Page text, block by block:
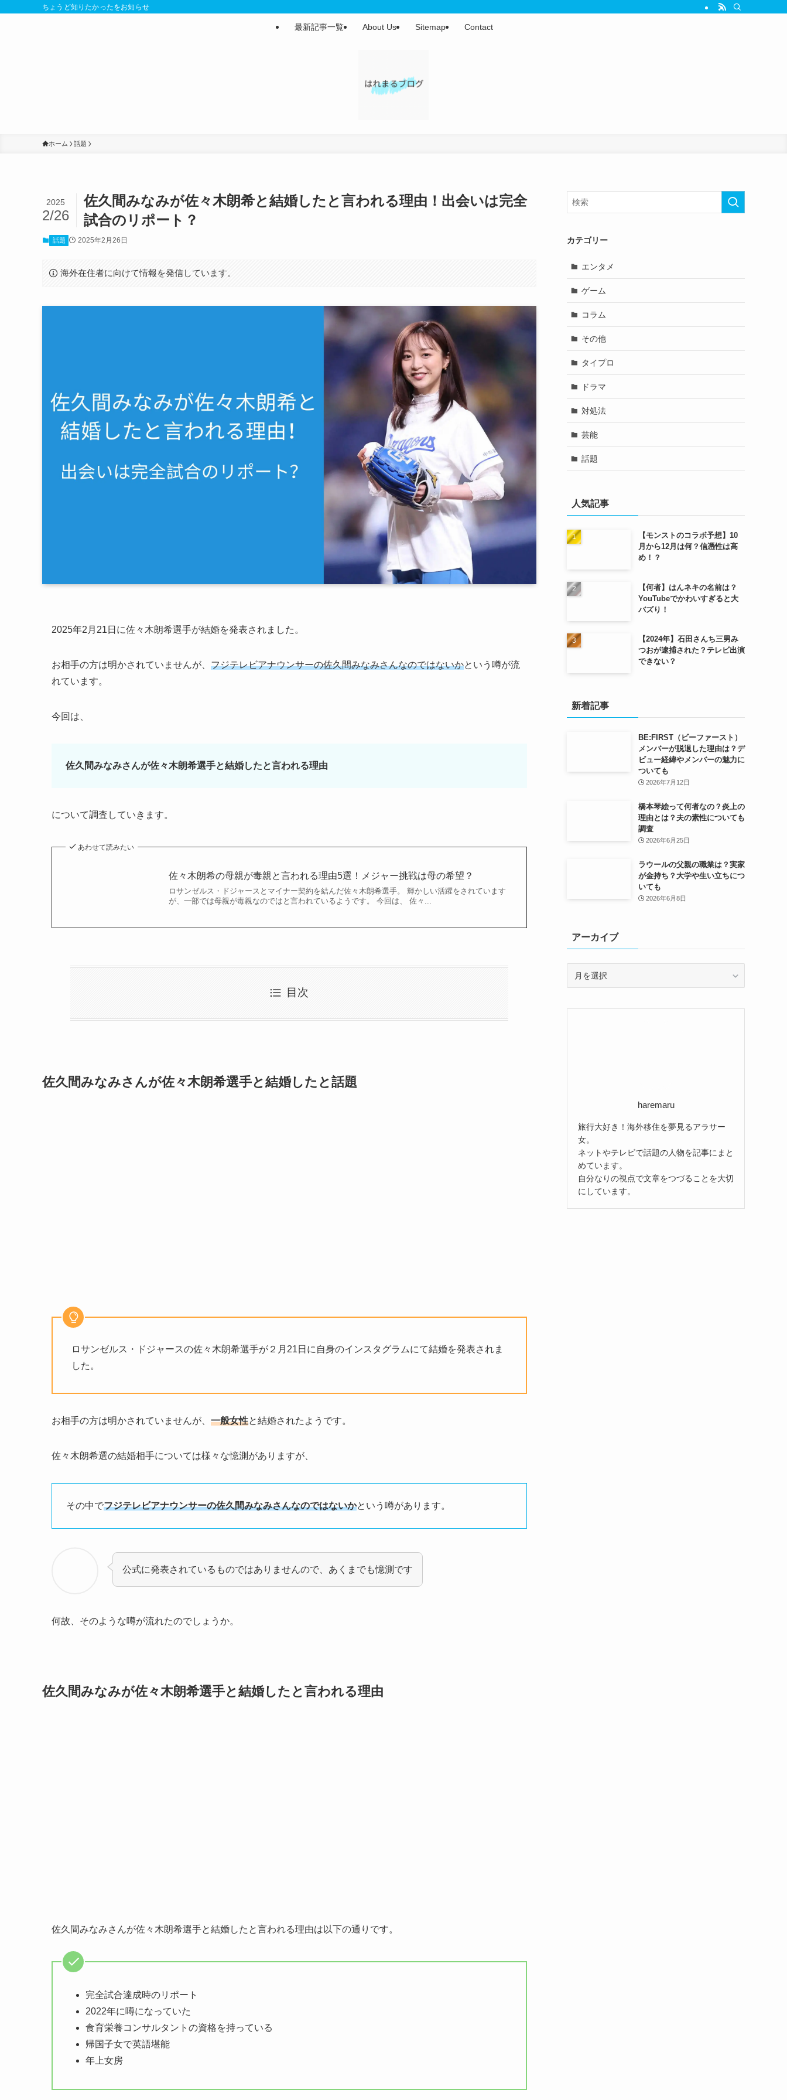
ちょうど知りたかったをお知らせ
最新記事一覧 About Us Sitemap Contact
ホーム 話題
佐久間みなみが佐々木朗希と結婚したと言われる理由！出会いは完全
試合のリポート？
2025
2/26
話題 2025年2月26日
海外在住者に向けて情報を発信しています。
2025年2月21日に佐々木朗希選手が結婚を発表されました。
お相手の方は明かされていませんが、 フジテレビアナウンサーの佐久間みなみさんなのではないかという噂が流
れています。
今回は、
佐久間みなみさんが佐々木朗希選手と結婚したと言われる理由
について調査していきます。
あわせて読みたい
佐々木朗希の母親が毒親と言われる理由5選！メジャー挑戦は母の希望？
ロサンゼルス・ドジャースとマイナー契約を結んだ佐々木朗希選手。 輝かしい活躍をされています
が、一部では母親が毒親なのではと言われているようです。 今回は、 佐々...
目次
佐久間みなみさんが佐々木朗希選手と結婚したと話題
ロサンゼルス・ドジャースの佐々木朗希選手が ２月21日に自身のインスタグラムにて結婚を発表されま
した。
お相手の方は明かされていませんが、 一般女性と結婚されたようです。
佐々木朗希選の結婚相手については様々な憶測がありますが、
その中でフジテレビアナウンサーの佐久間みなみさんなのではないかという噂があります。
公式に発表されているものではありませんので、あくまでも憶測です
何故、そのような噂が流れたのでしょうか。
佐久間みなみが佐々木朗希選手と結婚したと言われる理由
佐久間みなみさんが佐々木朗希選手と結婚したと言われる理由は以下の通りです。
完全試合達成時のリポート
2022年に噂になっていた
食育栄養コンサルタントの資格を持っている
帰国子女で英語堪能
年上女房
カテゴリー
エンタメ
ゲーム
コラム
その他
タイプロ
ドラマ
対処法
芸能
話題
人気記事
【モンストのコラボ予想】10
月から12月は何？信憑性は高
め！？
【何者】はんネキの名前は？
YouTubeでかわいすぎると大
バズり！
【2024年】石田さんち三男み
つおが逮捕された？テレビ出演
できない？
新着記事
BE:FIRST（ビーファースト）
メンバーが脱退した理由は？デ
ビュー経緯やメンバーの魅力に
ついても
2026年7月12日
橋本琴絵って何者なの？炎上の
理由とは？夫の素性についても
調査
2026年6月25日
ラウールの父親の職業は？実家
が金持ち？大学や生い立ちにつ
いても
2026年6月8日
アーカイブ
イ
haremaru
旅行大好き！海外移住を夢見るアラサー
女。
ネットやテレビで話題の人物を記事にまと
めています。
自分なりの視点で文章をつづることを大切
にしています。